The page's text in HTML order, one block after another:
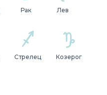
Рак Лев
Стрелец Козерог